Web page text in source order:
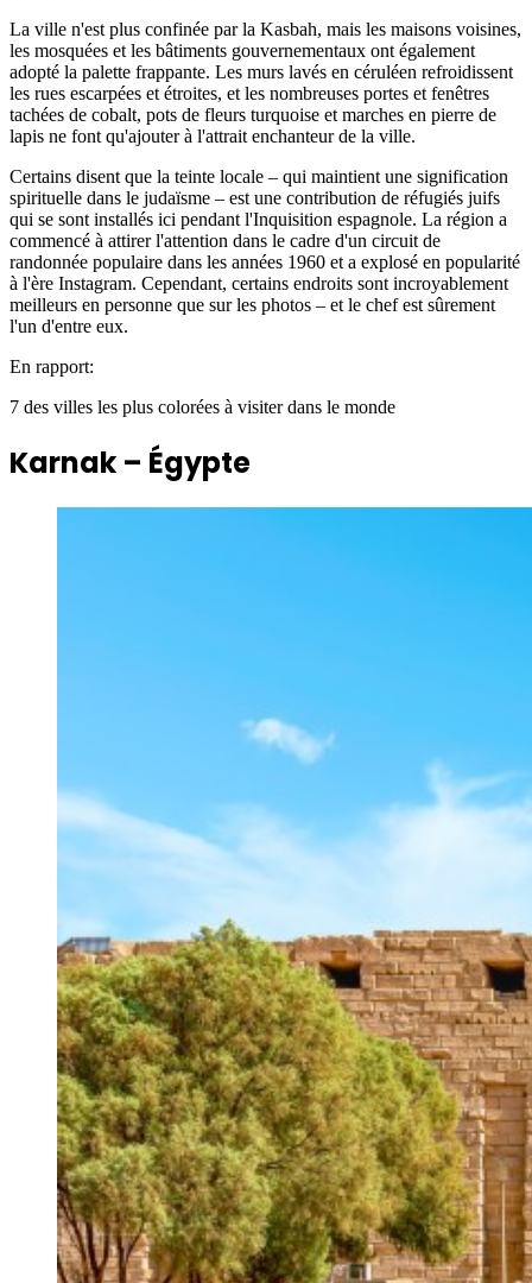
La ville n'est plus confinée par la Kasbah, mais les maisons voisines,
les mosquées et les bâtiments gouvernementaux ont également
adopté la palette frappante. Les murs lavés en céruléen refroidissent
les rues escarpées et étroites, et les nombreuses portes et fenêtres
tachées de cobalt, pots de fleurs turquoise et marches en pierre de
lapis ne font qu'ajouter à l'attrait enchanteur de la ville.
Certains disent que la teinte locale – qui maintient une signification
spirituelle dans le judaïsme – est une contribution de réfugiés juifs
qui se sont installés ici pendant l'Inquisition espagnole. La région a
commencé à attirer l'attention dans le cadre d'un circuit de
randonnée populaire dans les années 1960 et a explosé en popularité
à l'ère Instagram. Cependant, certains endroits sont incroyablement
meilleurs en personne que sur les photos – et le chef est sûrement
l'un d'entre eux.
En rapport:
7 des villes les plus colorées à visiter dans le monde
Karnak – Égypte